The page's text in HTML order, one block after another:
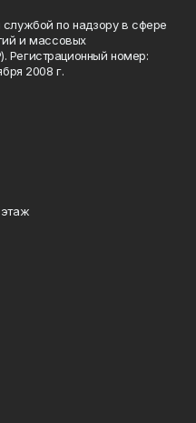
по надзору в сфере
и массовых
номер:
2008 г.
этаж